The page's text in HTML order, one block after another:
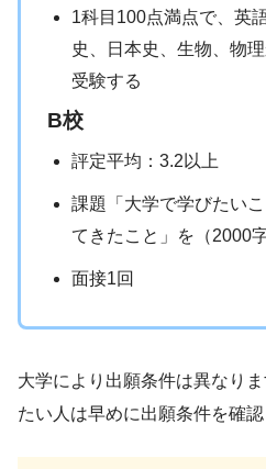
1科目100点満点で、英
史、日本史、生物、物
受験する
B校
評定平均：3.2以上
課題「大学で学びたい
てきたこと」を（2000
面接1回
大学により出願条件は異なり
たい人は早めに出願条件を確認